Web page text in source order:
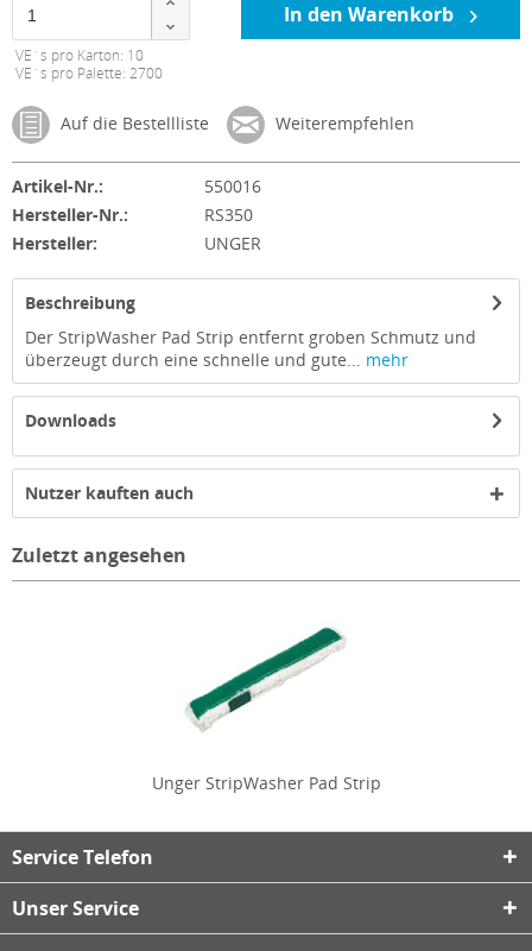
VE´s pro Karton: 10
VE´s pro Palette: 2700
In den Warenkorb
Auf die Bestellliste Weiterempfehlen
Artikel-Nr.:
550016
Hersteller-Nr.:
RS350
Hersteller:
UNGER
Beschreibung
Der StripWasher Pad Strip entfernt groben Schmutz und
überzeugt durch eine schnelle und gute... mehr
Downloads
Nutzer kauften auch
Zuletzt angesehen
Unger StripWasher Pad Strip
Service Telefon
Unser Service